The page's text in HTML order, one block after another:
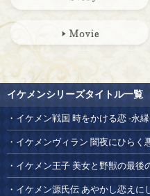
イケメンシリーズタイトル一覧
イケメン戦国 時をかける恋 -永
イケメンヴィラン 闇夜にひらく
イケメン王子 美女と野獣の最後
イケメン源氏伝 あやかし恋えに